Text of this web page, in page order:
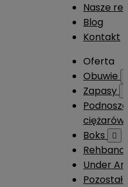
Nasze
Blog
Kontakt
Oferta
Obuwie
Zapasy
ciężarów
Boks

Rehband
Under